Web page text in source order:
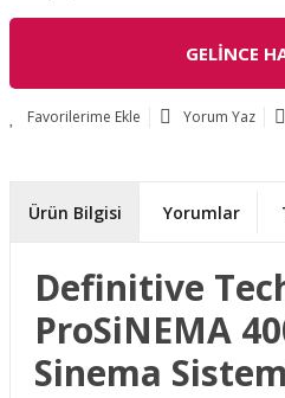
GELİNCE
Yorum Yaz
Ürün Bilgisi Yorumlar
Definitive
ProSiNEMA
Sinema